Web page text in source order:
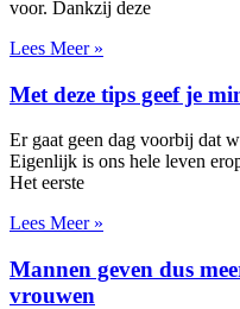
voor. Dankzij deze
Lees Meer »
Met deze tips geef je
Er gaat geen dag voorbij dat
Eigenlijk is ons hele leven
Het eerste
Lees Meer »
Mannen geven dus
vrouwen